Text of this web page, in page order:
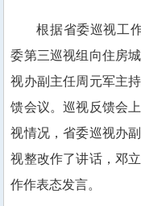
根据省委巡视工
委第三巡视组向住房
视办副主任周元军主
馈会议。巡视反馈会
视情况，省委巡视办
视整改作了讲话，邓
作作表态发言。